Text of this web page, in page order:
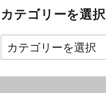
カテゴリーを選択